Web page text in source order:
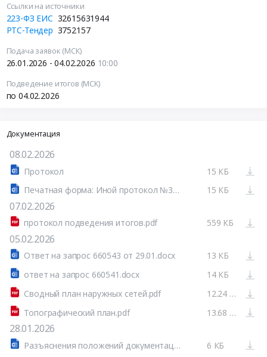
Ссылки на источники
223-ФЗ ЕИС 32615631944
РТС-Тендер 3752157
Подача заявок (МСК)
26.01.2026 - 04.02.2026 10:00
Подведение итогов (МСК)
по 04.02.2026
Документация
08.02.2026
Протокол
15 КБ
Печатная форма: Иной протокол №32615631944-01
15 КБ
07.02.2026
протокол подведения итогов.pdf 559 КБ
05.02.2026
Ответ на запрос 660543 от 29.01.docx
13 КБ
ответ на запрос 660541.docx
14 КБ
Сводный план наружных сетей.pdf
12.24 МБ
Топографический план.pdf
13.68 МБ
28.01.2026
Разъяснения положений документации о закупке товаров, работ, услуг № 32615631944
6 КБ